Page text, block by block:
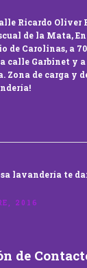
Ricardo Oliver
de la Mata,
de Carolinas, a
calle Garbinet y
Zona de carga y
lavandería te
2016
de